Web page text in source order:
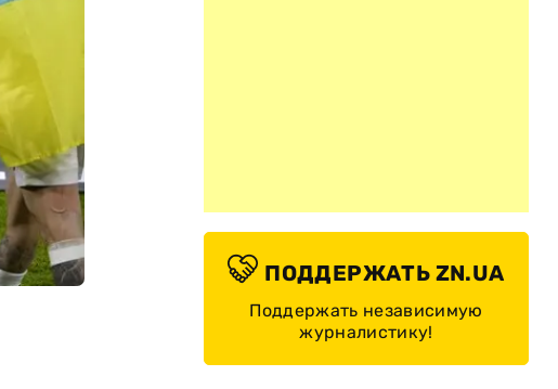
ПОДДЕРЖАТЬ ZN.UA
Поддержать независимую
журналистику!